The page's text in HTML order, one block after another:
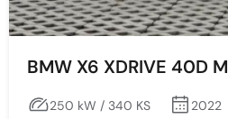
Boja
Sve
BIJELA - S EFEKTOM
BMW X6 XDRIVE 40D M
250 kW / 340 KS 2022